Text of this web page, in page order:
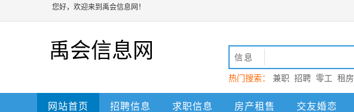
您好，欢迎来到禹会信息网！
禹会信息网 信息
热门搜索： 兼职 招聘 零工 租房
动 禹会
网站首页 招聘信息 求职信息 房产租售 交友婚恋